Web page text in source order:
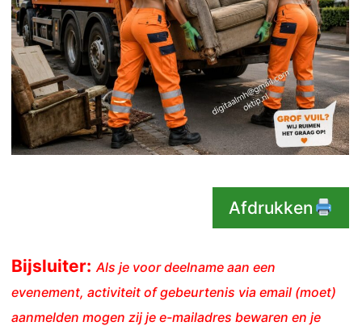
Afdrukken
Bijsluiter: Als je voor deelname aan een
evenement, activiteit of gebeurtenis via email (moet)
aanmelden mogen zij je e-mailadres bewaren en je